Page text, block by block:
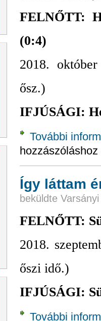
FELNŐTT:
(0:4)
2018.
ősz.)
IFJÚSÁGI:
További
hozzászóláshoz
Így láttam
beküldte
FELNŐTT:
2018.
őszi idő.)
IFJÚSÁGI:
További